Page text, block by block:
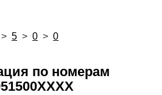
> 5 > 0 > 0
по номерам